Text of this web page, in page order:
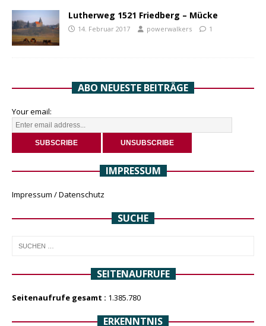
Lutherweg 1521 Friedberg – Mücke
14. Februar 2017 powerwalkers 1
ABO NEUESTE BEITRÄGE
Your email:
IMPRESSUM
Impressum / Datenschutz
SUCHE
SEITENAUFRUFE
Seitenaufrufe gesamt : 1.385.780
ERKENNTNIS